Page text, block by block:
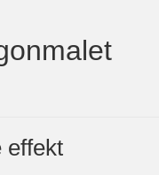
effekt